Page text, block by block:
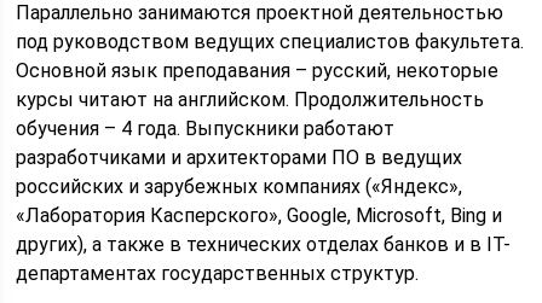
Параллельно занимаются проектной деятельностью
под руководством ведущих специалистов факультета.
Основной язык преподавания – русский, некоторые
курсы читают на английском. Продолжительность
обучения – 4 года. Выпускники работают
разработчиками и архитекторами ПО в ведущих
российских и зарубежных компаниях («Яндекс»,
«Лаборатория Касперского», Google, Microsoft, Bing и
других), а также в технических отделах банков и в IT-
департаментах государственных структур.